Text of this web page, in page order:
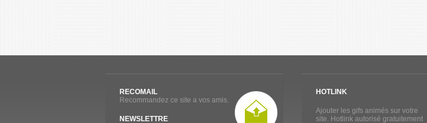
RECOMAIL
Recommandez ce site a vos amis.
NEWSLETTRE
HOTLINK
Ajouter les gifs animés sur votre
site. Hotlink autorisé gratuitement